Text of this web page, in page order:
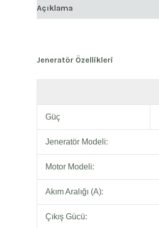
Açıklama
Jeneratör Özellikleri
Güç
Jeneratör Modeli:
Motor Modeli:
Akım Aralığı (A):
Çıkış Gücü: